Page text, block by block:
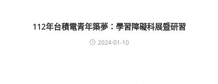
112年台積電青年築夢：學習障礙科展暨研習
2024-01-10